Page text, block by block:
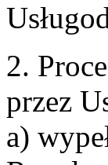
2.
przez
a)